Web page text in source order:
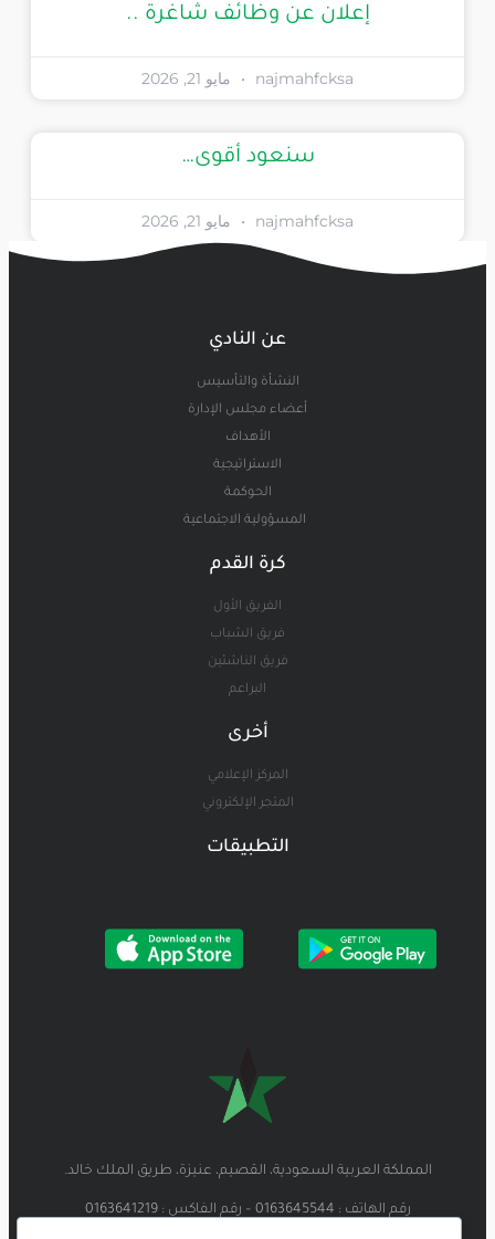
إعلان عن وظائف شاغرة ..
najmahfcksa مايو 21, 2026
سنعود أقوى…
najmahfcksa مايو 21, 2026
عن النادي
النشأة والتأسيس
أعضاء مجلس الإدارة
الأهداف
الاستراتيجية
الحوكمة
المسؤولية الاجتماعية
كرة القدم
الفريق الأول
فريق الشباب
فريق الناشئين
البراعم
أخرى
المركز الإعلامي
المتجر الإلكتروني
التطبيقات
المملكة العربية السعودية، القصيم، عنيزة، طريق الملك خالد.
رقم الهاتف : 0163645544 – رقم الفاكس : 0163641219